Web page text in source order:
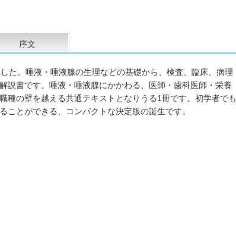
序文
た。唾液・唾液腺の生理などの基礎から、検査、臨床、病理
説書です。唾液・唾液腺にかかわる、医師・歯科医師・栄養
種の壁を越える共通テキストとなりうる1冊です。初学者でも
ことができる、コンパクトな決定版の誕生です。